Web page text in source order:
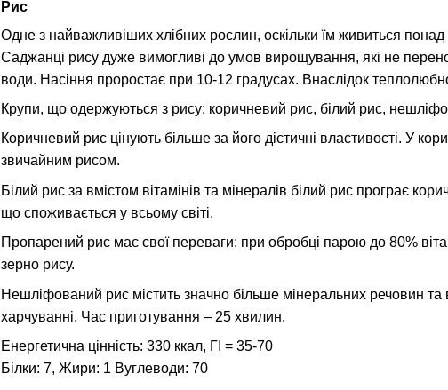
Рис
Одне з найважливіших хлібних рослин, оскільки їм живиться
Саджанці рису дуже вимогливі до умов вирощування, які не
води. Насіння проростає при 10-12 градусах. Внаслідок
Крупи, що одержуються з рису: коричневий рис, білий рис,
Коричневий рис цінують більше за його дієтичні властивості. У
звичайним рисом.
Білий рис за вмістом вітамінів та мінералів білий рис програє
що споживається у всьому світі.
Пропарений рис має свої переваги: ​​при обробці парою до 80%
зерно рису.
Нешліфований рис містить значно більше мінеральних речовин та
харчуванні. Час приготування – 25 хвилин.
Енергетична цінність: 330 ккал, ГІ = 35-70
Білки: 7, Жири: 1 Вуглеводи: 70